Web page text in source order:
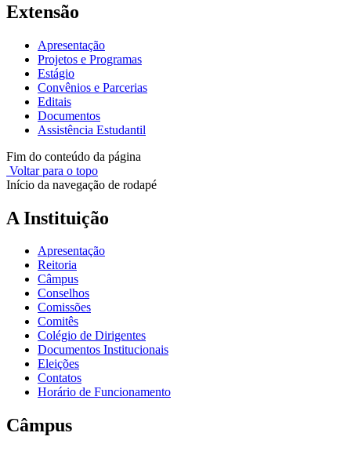
Extensão
Apresentação
Projetos e Programas
Estágio
Convênios e Parcerias
Editais
Documentos
Assistência Estudantil
Fim do conteúdo da página
Voltar para o topo
Início da navegação de rodapé
A Instituição
Apresentação
Reitoria
Câmpus
Conselhos
Comissões
Comitês
Colégio de Dirigentes
Documentos Institucionais
Eleições
Contatos
Horário de Funcionamento
Câmpus